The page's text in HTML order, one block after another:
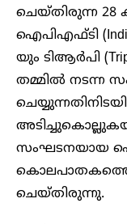
ചെയ്തിരുന്ന 28
ഐപിഎഫ്ടി
യും ടിആർപി
തമ്മിൽ നടന്ന
സംഘടനയായ
ചെയ്തിരുന്നു.